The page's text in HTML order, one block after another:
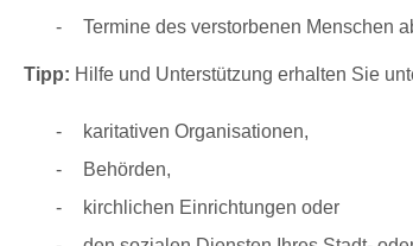
Termine des verstorbenen Menschen
Tipp: Hilfe und Unterstützung erhalten Sie
karitativen Organisationen,
Behörden,
kirchlichen Einrichtungen oder